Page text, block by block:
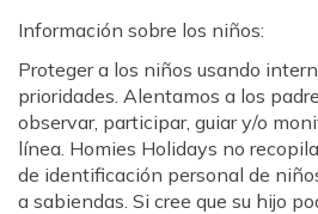
Información sobre los niños:
Proteger a los niños usando
prioridades. Alentamos a los
observar, participar, guiar y/o
línea. Homies Holidays no
de identificación personal de
a sabiendas. Si cree que su hijo